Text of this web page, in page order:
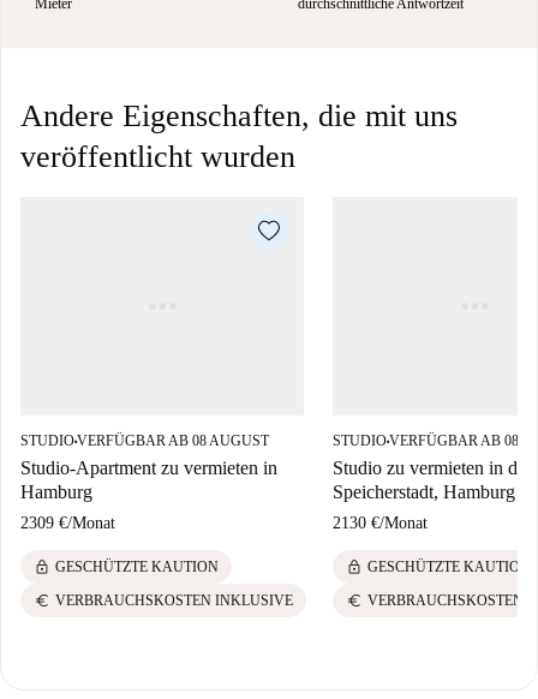
Mieter durchschnittliche Antwortzeit
Andere Eigenschaften, die mit uns
veröffentlicht wurden
STUDIO■VERFÜGBAR AB 08 AUGUST
Studio-Apartment zu vermieten in
Hamburg
2309 €/Monat
lock GESCHÜTZTE KAUTION
euro VERBRAUCHSKOSTEN INKLUSIVE
STUDIO■VERFÜGBAR AB 08
Studio zu vermieten in der
Speicherstadt, Hamburg
2130 €/Monat
lock GESCHÜTZTE KAUTION
euro VERBRAUCHSKOSTEN